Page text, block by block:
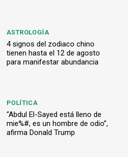
ASTROLOGÍA
4 signos del zodiaco chino
tienen hasta el 12 de agosto
para manifestar abundancia
POLÍTICA
“Abdul El-Sayed está lleno de
mie%#, es un hombre de odio”,
afirma Donald Trump